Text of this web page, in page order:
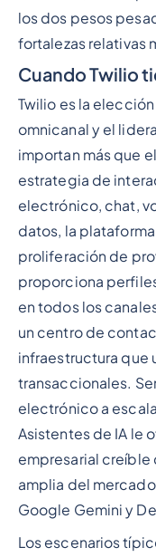
los dos pesos
fortalezas relativas
Cuando Twilio
Twilio es la
omnicanal y el
importan más que
estrategia de
electrónico, chat,
datos, la
proliferación de
proporciona
en todos los
un centro de
infraestructura que
transaccionales.
electrónico a
Asistentes de IA le
empresarial creíble
amplia del
Google Gemini y
Los escenarios